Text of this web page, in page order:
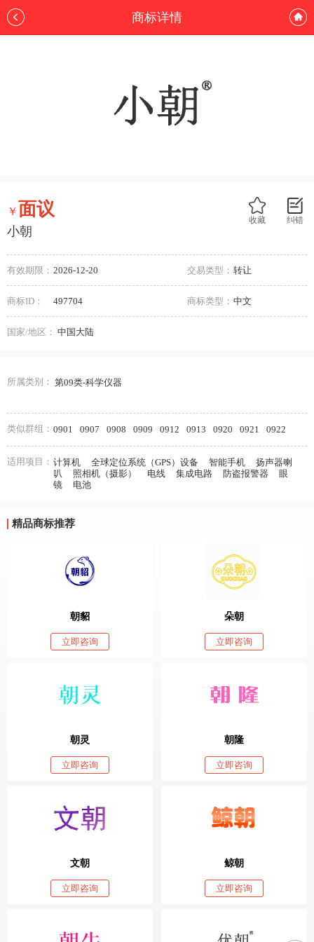
商标详情
纠错
收藏
￥面议
小朝
有效期限： 2026-12-20 交易类型： 转让
商标ID： 497704 商标类型： 中文
国家/地区： 中国大陆
所属类别： 第09类-科学仪器
类似群组： 0901 0907 0908 0909 0912 0913 0920 0921 0922
适用项目： 计算机 全球定位系统（GPS）设备 智能手机
扬声器喇
叭
照相机（摄影） 电线 集成电路 防盗报警器
眼
镜
电池
精品商标推荐
朝貂
立即咨询
朵朝
立即咨询
朝灵
立即咨询
朝隆
立即咨询
文朝
立即咨询
鲸朝
立即咨询